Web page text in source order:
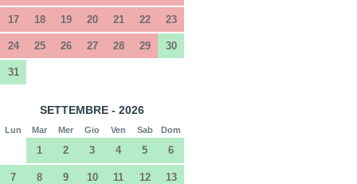
17 18 19 20 21 22 23
24 25 26 27 28 29 30
31
SETTEMBRE - 2026
Lun Mar Mer Gio Ven Sab Dom
1 2 3 4 5 6
7 8 9 10 11 12 13